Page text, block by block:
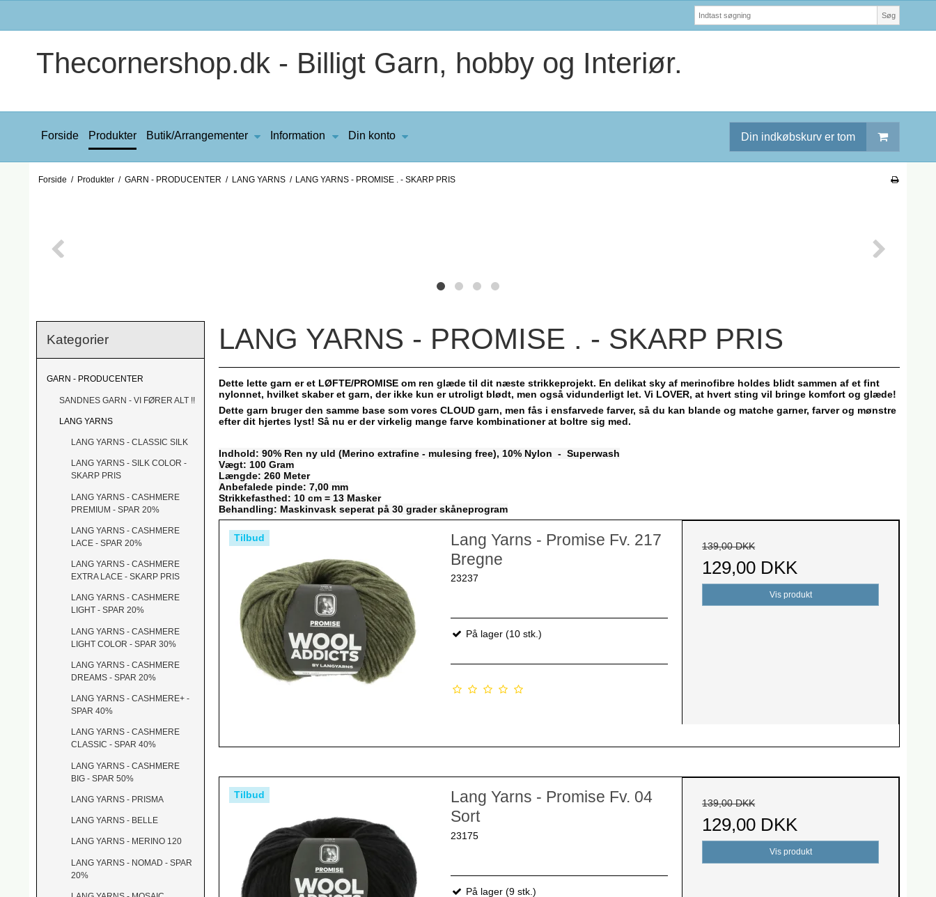
Søg
Thecornershop.dk - Billigt Garn, hobby og Interiør.
Forside Produkter Butik/Arrangementer Information Din konto Din indkøbskurv er tom
Forside / Produkter / GARN - PRODUCENTER / LANG YARNS / LANG YARNS - PROMISE . - SKARP PRIS
Kategorier
GARN - PRODUCENTER
SANDNES GARN - VI FØRER ALT !!
LANG YARNS
LANG YARNS - CLASSIC SILK
LANG YARNS - SILK COLOR -
SKARP PRIS
LANG YARNS - CASHMERE
PREMIUM - SPAR 20%
LANG YARNS - CASHMERE
LACE - SPAR 20%
LANG YARNS - CASHMERE
EXTRA LACE - SKARP PRIS
LANG YARNS - CASHMERE
LIGHT - SPAR 20%
LANG YARNS - CASHMERE
LIGHT COLOR - SPAR 30%
LANG YARNS - CASHMERE
DREAMS - SPAR 20%
LANG YARNS - CASHMERE+ -
SPAR 40%
LANG YARNS - CASHMERE
CLASSIC - SPAR 40%
LANG YARNS - CASHMERE
BIG - SPAR 50%
LANG YARNS - PRISMA
LANG YARNS - BELLE
LANG YARNS - MERINO 120
LANG YARNS - NOMAD - SPAR
20%
LANG YARNS - PROMISE . - SKARP PRIS
Dette lette garn er et LØFTE/PROMISE om ren glæde til dit næste strikkeprojekt. En delikat sky af merinofibre holdes blidt sammen af ​​et fint
nylonnet, hvilket skaber et garn, der ikke kun er utroligt blødt, men også vidunderligt let. Vi LOVER, at hvert sting vil bringe komfort og glæde!
Dette garn bruger den samme base som voresCLOUD garn, men fås i ensfarvede farver, så du kan blande og matche garner, farver og mønstre
efter dit hjertes lyst! Så nu er der virkelig mange farve kombinationer at boltre sig med.
Indhold: 90% Ren ny uld (Merino extrafine - mulesing free), 10% Nylon - Superwash
Vægt: 100 Gram
Længde: 260 Meter
Anbefalede pinde: 7,00 mm
Strikkefasthed: 10 cm = 13 Masker
Behandling: Maskinvask seperat på 30 grader skåneprogram
Tilbud
Lang Yarns - Promise Fv. 217
Bregne
23237
På lager (10 stk.)
139,00 DKK
129,00 DKK
Vis produkt
Tilbud
Lang Yarns - Promise Fv. 04
Sort
23175
På lager (9 stk.)
139,00 DKK
129,00 DKK
Vis produkt